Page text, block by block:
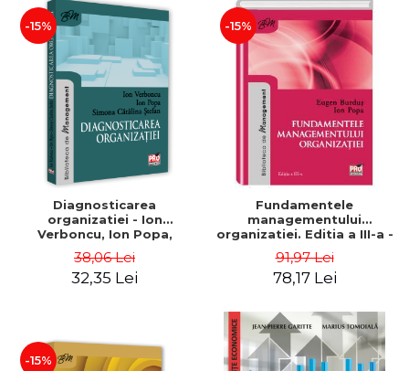
-15%
Diagnosticarea
organizatiei - Ion
Verboncu, Ion Popa,
38,06 Lei
32,35 Lei
-15%
Fundamentele
managementului
organizatiei. Editia a III-a -
91,97 Lei
78,17 Lei
-15%